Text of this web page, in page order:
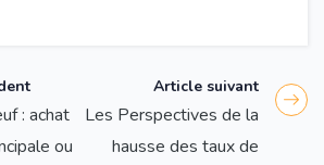
: achat
ou
Article suivant
Les Perspectives de la
hausse des taux de